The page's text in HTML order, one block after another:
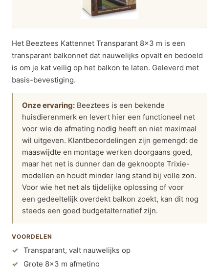
Het Beeztees Kattennet Transparant 8×3 m is een
transparant balkonnet dat nauwelijks opvalt en bedoeld
is om je kat veilig op het balkon te laten. Geleverd met
basis-bevestiging.
Onze ervaring: Beeztees is een bekende
huisdierenmerk en levert hier een functioneel net
voor wie de afmeting nodig heeft en niet maximaal
wil uitgeven. Klantbeoordelingen zijn gemengd: de
maaswijdte en montage werken doorgaans goed,
maar het net is dunner dan de geknoopte Trixie-
modellen en houdt minder lang stand bij volle zon.
Voor wie het net als tijdelijke oplossing of voor
een gedeeltelijk overdekt balkon zoekt, kan dit nog
steeds een goed budgetalternatief zijn.
VOORDELEN
Transparant, valt nauwelijks op
Grote 8×3 m afmeting